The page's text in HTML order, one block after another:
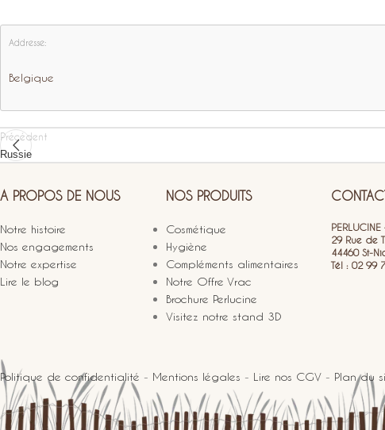
Addresse:
Belgique
Précédent
Russie
A PROPOS DE NOUS
Notre histoire
Nos engagements
Notre expertise
Lire le blog
NOS PRODUITS
Cosmétique
Hygiène
Compléments alimentaires
Notre Offre Vrac
Brochure Perlucine
Visitez notre stand 3D
29 Rue de
44460 St-
Tél : 02 99
Politique de confidentialité - Mentions légales - Lire nos CGV - Plan du